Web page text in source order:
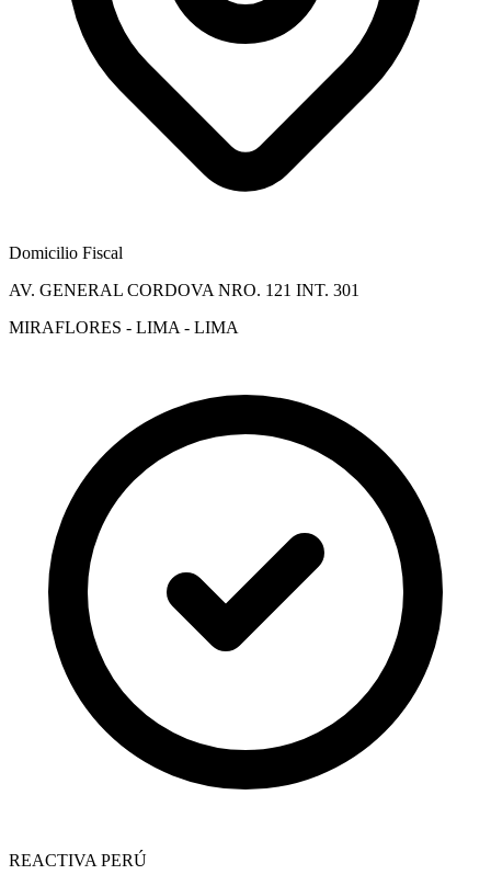
Domicilio Fiscal
AV. GENERAL CORDOVA NRO. 121 INT. 301
MIRAFLORES - LIMA - LIMA
REACTIVA PERÚ